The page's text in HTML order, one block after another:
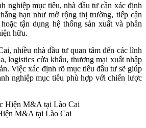
nghiệp mục tiêu, nhà đầu tư cần xác định
hạn như mở rộng thị trường, tiếp cận
tận dụng hệ thống sản xuất và phân
hữu.
nhiều nhà đầu tư quan tâm đến các lĩnh
logistics cửa khẩu, thương mại xuất nhập
Việc xác định rõ mục tiêu đầu tư sẽ giúp
nghiệp mục tiêu phù hợp với chiến lược
M&A tại Lào Cai